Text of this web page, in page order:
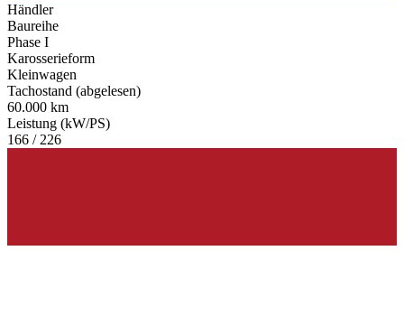
Händler
Baureihe
Phase I
Karosserieform
Kleinwagen
Tachostand (abgelesen)
60.000 km
Leistung (kW/PS)
166 / 226